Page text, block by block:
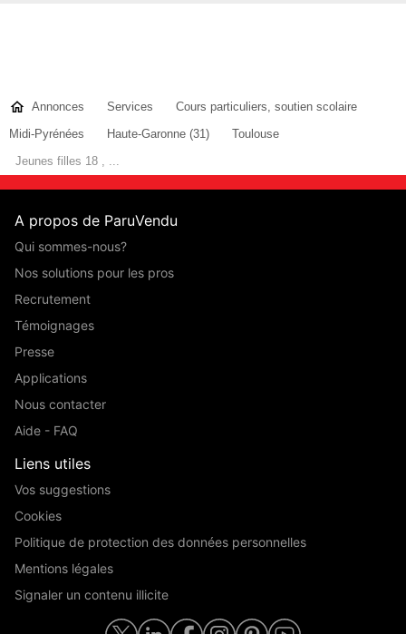
Annonces Services
Cours particuliers, soutien scolaire
Midi-Pyrénées
Haute-Garonne (31)
Toulouse
Jeunes filles 18 , ...
A propos de ParuVendu
Qui sommes-nous?
Nos solutions pour les pros
Recrutement
Témoignages
Presse
Applications
Nous contacter
Aide - FAQ
Liens utiles
Vos suggestions
Cookies
Politique de protection des données personnelles
Mentions légales
Signaler un contenu illicite